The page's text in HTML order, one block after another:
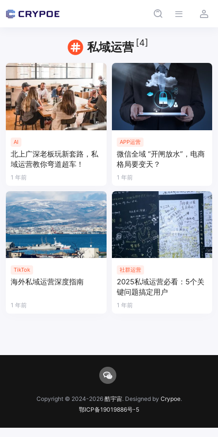
私域运营 [4]
AI
北上广深老板玩新套路，私
域运营教你弯道超车！
1 年前
APP运营
微信全域 “开闸放水”，电商
格局要变天？
1 年前
TikTok
海外私域运营深度指南
1 年前
社群运营
2025私域运营必看：5个关
键问题搞定用户
1 年前
Copyright © 2024-2026 酷宇宙. Designed by Crypoe.
鄂ICP备19019886号-5